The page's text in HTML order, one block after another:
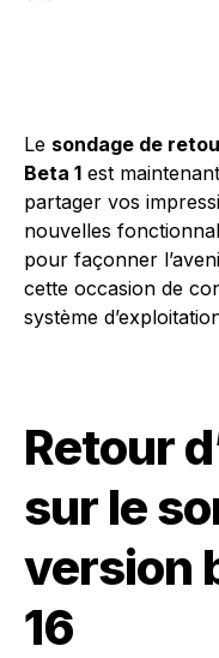
Le sondage de
Beta 1 est
partager vos
nouvelles
pour façonner
cette occasion de
système
Retour
sur le
version
16